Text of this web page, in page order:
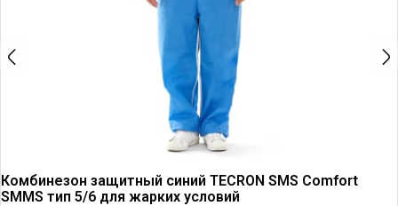
Комбинезон защитный синий TECRON SMS Comfort
SMMS тип 5/6 для жарких условий